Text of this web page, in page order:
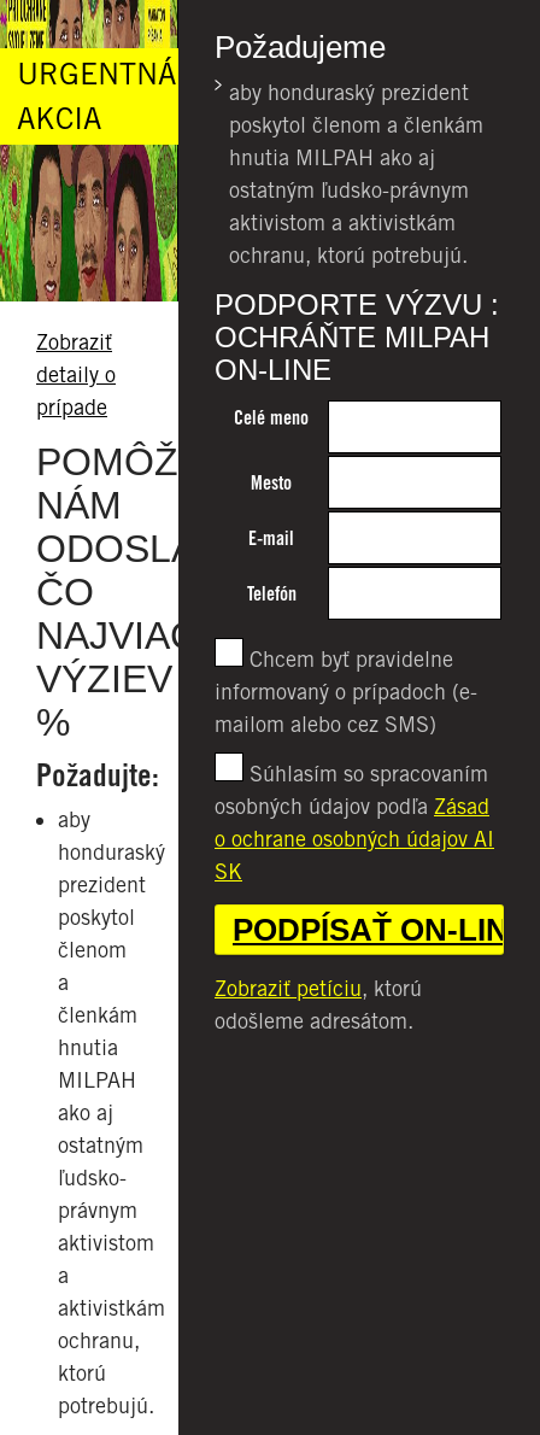
URGENTNÁ
AKCIA
Zobraziť
detaily o
prípade
POMÔŽTE
NÁM
ODOSLAŤ
ČO
NAJVIAC
VÝZIEV
%
Požadujte:
aby
honduraský
prezident
poskytol
členom
a
členkám
hnutia
MILPAH
ako aj
ostatným
ľudsko-
právnym
aktivistom
a
aktivistkám
ochranu,
ktorú
potrebujú.
Požadujeme
aby honduraský prezident
poskytol členom a členkám
hnutia MILPAH ako aj
ostatným ľudsko-právnym
aktivistom a aktivistkám
ochranu, ktorú potrebujú.
PODPORTE VÝZVU :
OCHRÁŇTE MILPAH
ON-LINE
Celé meno
Mesto
E-mail
Telefón
Chcem byť pravidelne
informovaný o prípadoch (e-
mailom alebo cez SMS)
Súhlasím so spracovaním
osobných údajov podľa Zásad
o ochrane osobných údajov AI
SK
Zobraziť petíciu, ktorú
odošleme adresátom.